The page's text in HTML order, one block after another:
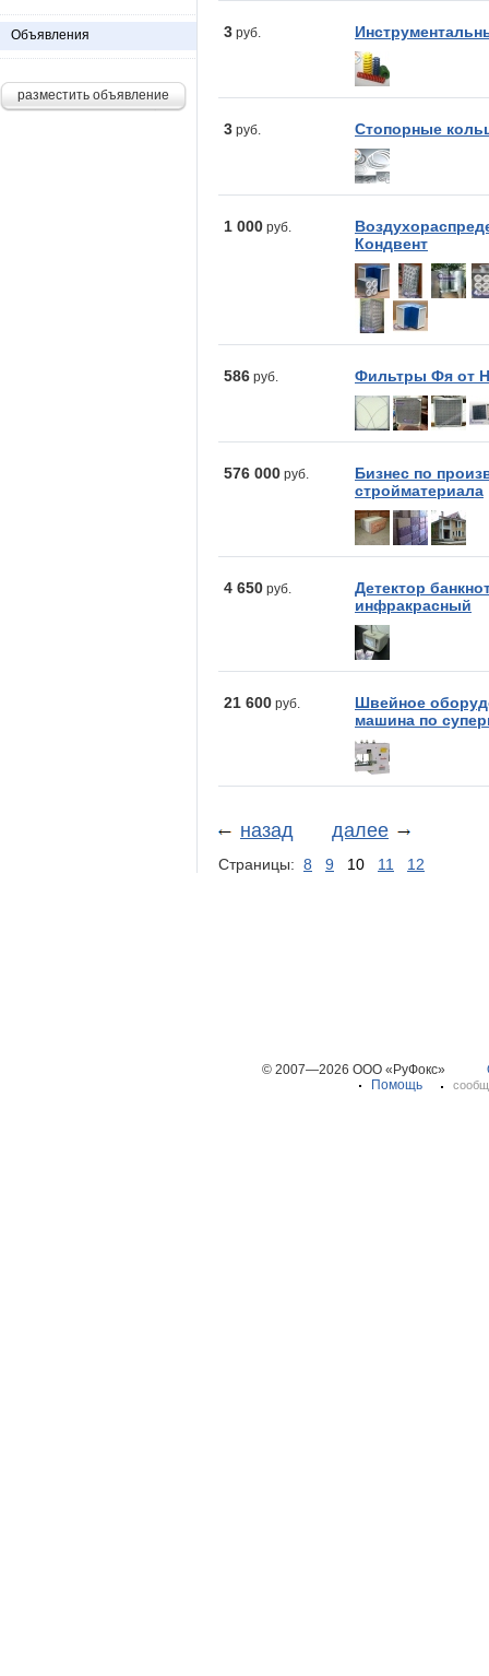
3 руб.
3 руб. Стопорные
1 000 руб.
Кондвент
586 руб. Фильтры Фя от
576 000 руб.
Бизнес по
стройматериала
4 650 руб.
Детектор
инфракрасный
21 600 руб.
Швейное
машина по
назад далее
Страницы: 8 9 10 11 12
Объявления
разместить объявление
© 2007—2026 ООО «РуФокс»
Помощь